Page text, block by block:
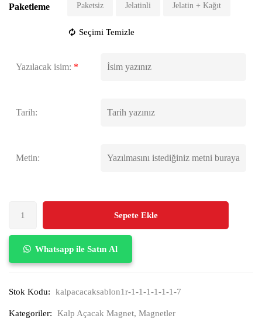
Paketleme Paketsiz Jelatinli Jelatin + Kağıt
Seçimi Temizle
Yazılacak isim: *
Tarih:
Metin:
Sepete Ekle
Whatsapp ile Satın Al
Stok Kodu: kalpacacaksablon1r-1-1-1-1-1-1-7
Kategoriler: Kalp Açacak Magnet, Magnetler